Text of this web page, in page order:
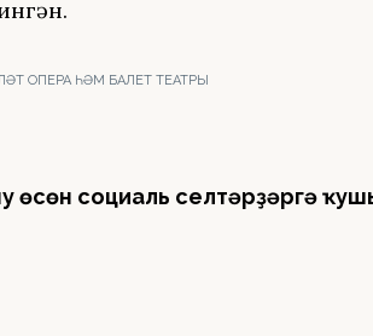
ОПЕРА ҺӘМ БАЛЕТ ТЕАТРЫ
өсөн социаль селтәрҙәргә